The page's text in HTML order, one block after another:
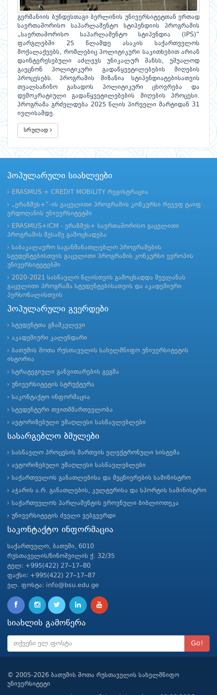
გერმანიის ბუნდესთაგი ბერლინის უნივერსიტეტთან ერთად
საერთაშორისო საპარლამენტო სტიპენდიის პროგრამის
„საერთაშორისო საპარლამენტო სტიპენდია (IPS)“
ფარგლებში 25 წლამდე ასაკის საქართველოს
მოქალაქეებს, რომლებიც პოლიტიკური საკითხებით არიან
დაინტერესებული აძლევს უნიკალურ შანსს, უშუალოდ
გაეცნონ პოლიტიკური გადაწყვეტილებების მიღების
პროცესებს. პროგრამის მიზანია სტიპენდიატებისათვის
თვალსაჩინო გახადოს პოლიტიკური ცხოვრება და
დემოკრატიული გადაწყვეტილებების მიღების პროცესი.
პროგრამა გრძელდება 2025 წლის პირველი მარტიდან 31
ივლისამდე.
სრულად
პოპულარული სიახლეები
ERASMUS + CREDIT MOBILITY რეგისტრაცია
„ერაზმუს+“-ის გაცვლითი პროგრამის კონკურსი რეჯეფ ტაიფ
ერდოღანის უნივერსიტეტში
ERASMUS+ICM - ერაზმუს+ საერთაშორისო გაცვლითი
პროგრამის მესამე გამოცხადება
საბაკალავრო საგანმანათლებლო პროგრამების
სტუდენტებისთვის გაცვლითი პროგრამის კონკურსი ევროპის
უნივერსიტეტებში
2020-2021 სასწავლო წლისთვის გამოცხადდა მევლანას
გაცვლითი პროგრამა სტუდენტებისათვის და აკადემიური
პერსონალისთვის
პოპულარული გვერდები
სტუდენტთა გზამკვლევი
აკადემიური კალენდარი
ბათუმის შოთა რუსთაველის სახელმწიფო უნივერსიტეტის
ისტორია
სტრატეგიული განვითარების გეგმა
უნივერსიტეტის სტრუქტურა
საკონტაქტო ინფორმაცია
სტუდენტური თვითმმართველობა
ავტორიზებული უმაღლესი სასწავლებლები
სასარგებლო ბმულები
სასწავლო პროცესის მართვის ელექტრონული სისტემა
ავტორიზებული უმაღლესი სასწავლებლები
საქართველოს განათლებისა და მეცნიერების სამინისტრო
აჭარის ა.რ. განათლების, კულტურისა და სპორტის სამინისტრო
საქართველოს პარლამენტის ეროვნული ბიბლიოთეკა
უნივერსიტეტის ძველი ვებგვერდი
საკონტაქტო ინფორმაცია
საქართველო, ბათუმი, 6010
რუსთაველის/ნინოშვილის ქ. 32/35
ტელ: +995(422) 27–17–80
ფაქსი: +995(422) 27–17–87
ელ. ფოსტა: info@bsu.edu.ge
სიახლის გამოწერა
Go!
© 2005-2026 ბათუმის შოთა რუსთაველის სახელმწიფო
უნივერსიტეტი